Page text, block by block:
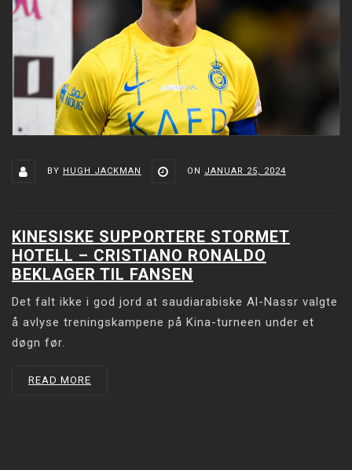
BY HUGH JACKMAN ON JANUAR 25, 2024
KINESISKE SUPPORTERE STORMET
HOTELL – CRISTIANO RONALDO
BEKLAGER TIL FANSEN
Det falt ikke i god jord at saudiarabiske Al-Nassr valgte
å avlyse treningskampene på Kina-turneen under et
døgn før.
READ MORE